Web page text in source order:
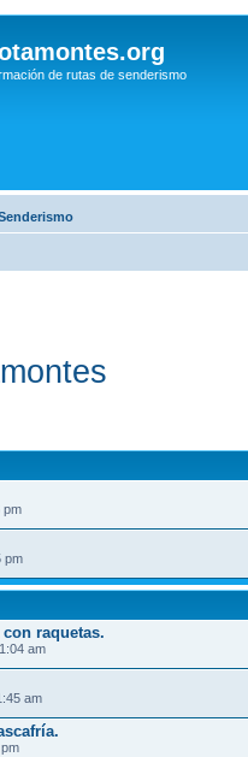
de rutas de senderismo
pm
pm
raquetas.
am
am